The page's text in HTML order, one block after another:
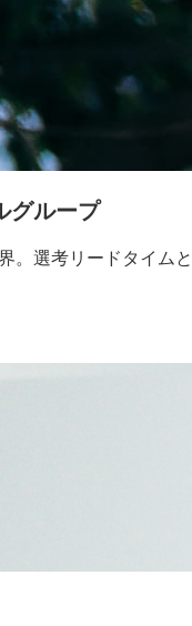
グループ
。選考リードタイム